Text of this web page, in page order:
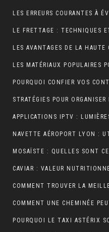
MOSAÏSTE : QUELLES SONT
CAVIAR : VALEUR